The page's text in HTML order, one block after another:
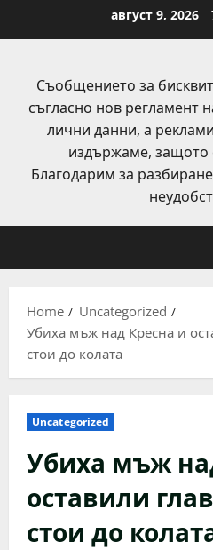
август 9, 2026
Съобщението за
съгласно нов регламент
лични данни, а
издържаме, защото
Благодарим за
Home
Uncategorized
Убиха мъж над Кресна и
стои до колата
Uncategorized
Убиха мъж
оставили
стои до